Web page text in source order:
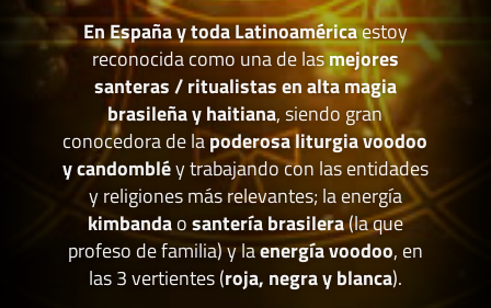
En España y toda Latinoaméricaestoy
reconocida como una de lasmejores
santeras / ritualistas en alta magia
brasileña y haitiana, siendo gran
conocedora de lapoderosa liturgia voodoo
y candombléy trabajando con las entidades
y religiones más relevantes; la energía
kimbandaosantería brasilera(la que
profeso de familia) y laenergía voodoo, en
las 3 vertientes (roja, negra y blanca).